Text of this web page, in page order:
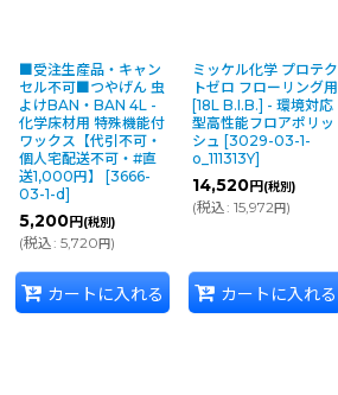
■受注生産品・キャン
セル不可■つやげん 虫
よけBAN・BAN 4L -
化学床材用 特殊機能付
ワックス【代引不可・
個人宅配送不可・#直
送1,000円】
[3666-
03-1-d]
5,200円 (税別)
(税込: 5,720円)
カートに入れる
ミッケル化学 プロテク
トゼロ フローリング用
[18L B.I.B.] - 環境対応
型高性能フロアポリッ
シュ [3029-03-1-
o_111313Y]
14,520円 (税別)
(税込: 15,972円)
カートに入れる